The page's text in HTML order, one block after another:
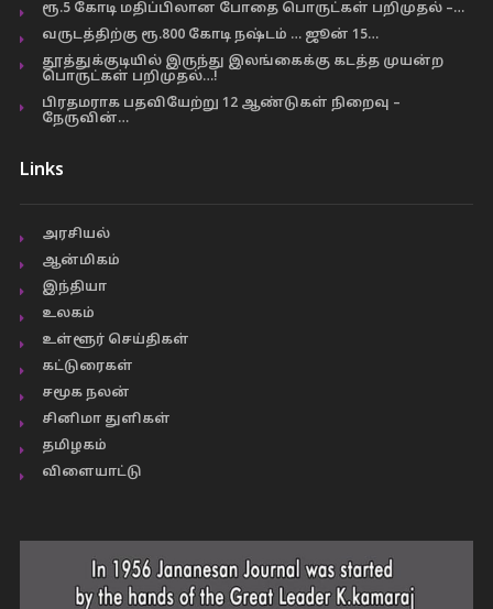
ரூ.5 கோடி மதிப்பிலான போதை பொருட்கள் பறிமுதல் –…
வருடத்திற்கு ரூ.800 கோடி நஷ்டம் … ஜூன் 15…
தூத்துக்குடியில் இருந்து இலங்கைக்கு கடத்த முயன்ற
பொருட்கள் பறிமுதல்…!
பிரதமராக பதவியேற்று 12 ஆண்டுகள் நிறைவு –
நேருவின்…
Links
அரசியல்
ஆன்மிகம்
இந்தியா
உலகம்
உள்ளூர் செய்திகள்
கட்டுரைகள்
சமூக நலன்
சினிமா துளிகள்
தமிழகம்
விளையாட்டு